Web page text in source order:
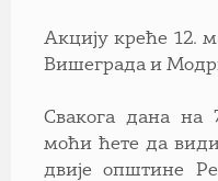
Aкцију креће 12.
Вишеграда и
Свакога дана на
моћи ћете да
двије општине